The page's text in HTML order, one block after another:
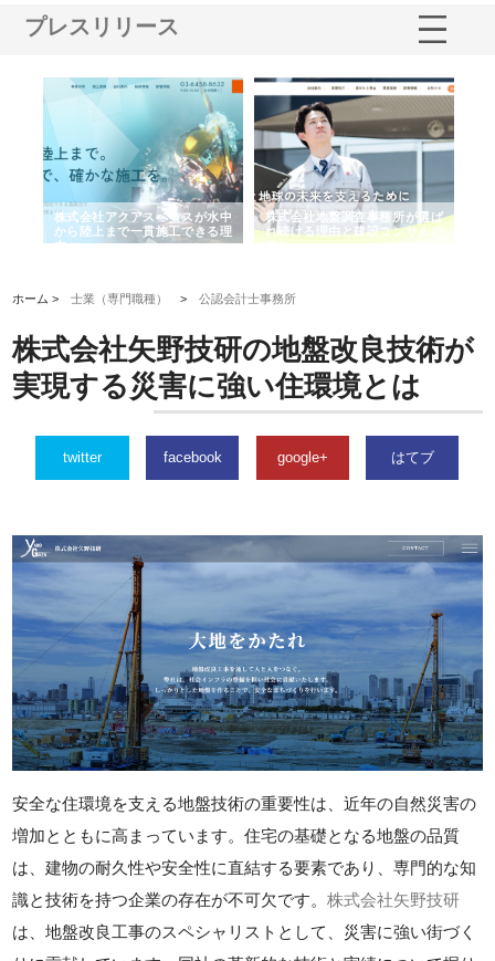
プレスリリース
株式会社アクアスペースが水中
から陸上まで一貫施工できる理
由
株式会社地盤調査事務所が選ば
れ続ける理由と建設コンサルの
強み
ホーム >士業（専門職種） >公認会計士事務所
株式会社矢野技研の地盤改良技術が
実現する災害に強い住環境とは
twitter facebook google+ はてブ
安全な住環境を支える地盤技術の重要性は、近年の自然災害の
増加とともに高まっています。住宅の基礎となる地盤の品質
は、建物の耐久性や安全性に直結する要素であり、専門的な知
識と技術を持つ企業の存在が不可欠です。株式会社矢野技研
は、地盤改良工事のスペシャリストとして、災害に強い街づく